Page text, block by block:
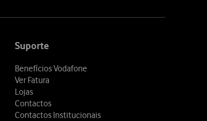
Suporte
Benefícios Vodafone
Ver Fatura
Lojas
Contactos
Contactos Institucionais